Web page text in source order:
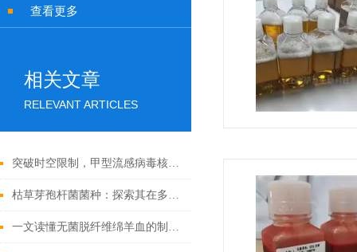
查看更多
相关文章
RELEVANT ARTICLES
突破时空限制，甲型流感病毒核酸检测试剂盒的应用与发展
枯草芽孢杆菌菌种：探索其在多个领域中的实际应用
一文读懂无菌脱纤维绵羊血的制备工艺